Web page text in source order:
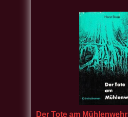
Der Tote am Mühlenwehr